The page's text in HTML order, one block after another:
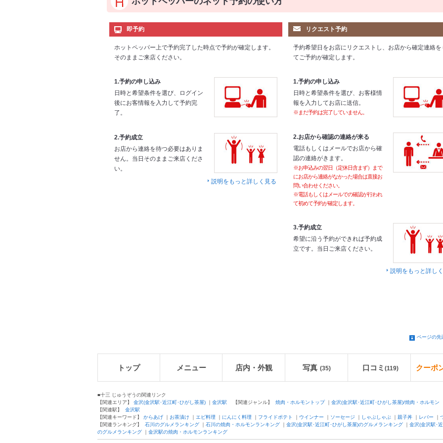
即予約
ホットペッパー上で予約完了した時点で予約が確定します。
そのままご来店ください。
1.予約の申し込み
日時と希望条件を選び、ログイン
後にお客情報を入力して予約完
了。
2.予約成立
お店から連絡を待つ必要はありま
せん。当日そのままご来店くださ
い。
説明をもっと詳しく見る
リクエスト予約
予約希望日をお店にリクエストし、お店から確定連絡を
てご予約が確定します。
1.予約の申し込み
日時と希望条件を選び、お客様情
報を入力してお店に送信。
※まだ予約は完了していません。
2.お店から確認の連絡が来る
電話もしくはメールでお店から確
認の連絡がきます。
※お申込みの翌日（定休日含まず）まで
にお店から連絡がなかった場合は直接お
問い合わせください。
※電話もしくはメールでの確認が行われ
て初めて予約が確定します。
3.予約成立
希望に沿う予約ができれば予約成
立です。当日ご来店ください。
説明をもっと詳し
ページの先
トップ メニュー 店内・外観 写真 (35) 口コミ (119) クーポ
■十三 じゅうぞうの関連リンク
【関連エリア】 金沢(金沢駅･近江町･ひがし茶屋) ｜ 金沢駅 【関連ジャンル】 焼肉・ホルモントップ｜ 金沢(金沢駅･近江町･ひがし茶屋)/焼肉・ホルモン
【関連駅】 金沢駅
【関連キーワード】 からあげ ｜ お茶漬け ｜ エビ料理 ｜ にんにく料理 ｜ フライドポテト ｜ ウインナー ｜ ソーセージ ｜ しゃぶしゃぶ ｜ 親子丼 ｜ レバー ｜
【関連ランキング】 石川のグルメランキング ｜ 石川の焼肉・ホルモンランキング ｜ 金沢(金沢駅･近江町･ひがし茶屋)のグルメランキング ｜ 金沢(金沢駅･
のグルメランキング ｜ 金沢駅の焼肉・ホルモンランキング